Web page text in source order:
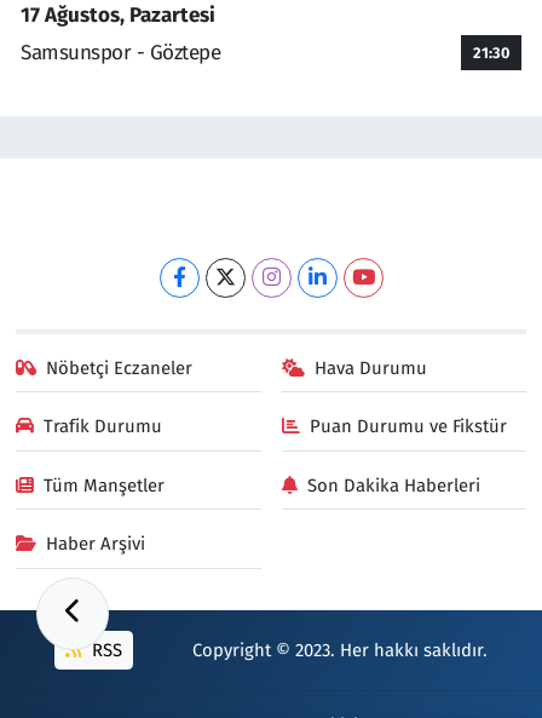
17 Ağustos, Pazartesi
Samsunspor - Göztepe
21:30
Nöbetçi Eczaneler Hava Durumu
Trafik Durumu Puan Durumu ve Fikstür
Tüm Manşetler Son Dakika Haberleri
Haber Arşivi
RSS Copyright © 2023. Her hakkı saklıdır.